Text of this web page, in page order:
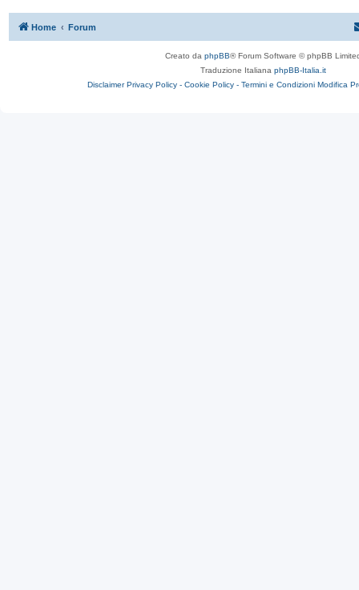
Home Forum
Creato da phpBB® Forum Software © phpBB
Traduzione Italiana phpBB-Italia.it
Disclaimer Privacy Policy - Cookie Policy - Termini e Condizioni Modifica